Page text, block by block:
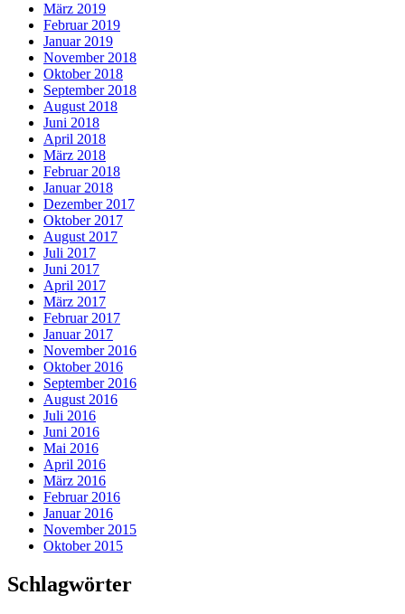
März 2019
Februar 2019
Januar 2019
November 2018
Oktober 2018
September 2018
August 2018
Juni 2018
April 2018
März 2018
Februar 2018
Januar 2018
Dezember 2017
Oktober 2017
August 2017
Juli 2017
Juni 2017
April 2017
März 2017
Februar 2017
Januar 2017
November 2016
Oktober 2016
September 2016
August 2016
Juli 2016
Juni 2016
Mai 2016
April 2016
März 2016
Februar 2016
Januar 2016
November 2015
Oktober 2015
Schlagwörter